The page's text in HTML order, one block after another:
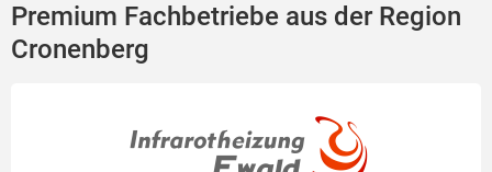
Premium Fachbetriebe aus der Region
Cronenberg